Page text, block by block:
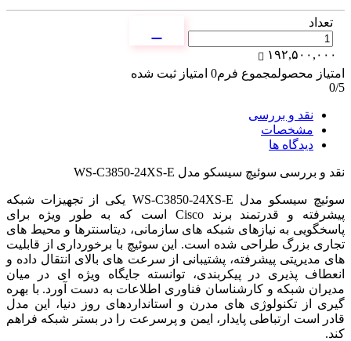
تعداد
۱۹۲,۵۰۰,۰۰۰
امتیاز محصولمجموع فرم0 امتیاز ثبت شده
0/5
نقد و بررسی
مشخصات
دیدگاه ها
نقد و بررسی سوئیچ سیسکو مدل WS-C3850-24XS-E
سوئیچ سیسکو مدل WS-C3850-24XS-E یکی از تجهیزات شبکه
پیشرفته و قدرتمند برند Cisco است که به طور ویژه برای
پاسخگویی به نیازهای شبکه های سازمانی، دیتاسنترها و محیط های
تجاری بزرگ طراحی شده است. این سوئیچ با برخورداری از قابلیت
های مدیریتی پیشرفته، پشتیبانی از سرعت های بالای انتقال داده و
انعطاف پذیری در پیکربندی، توانسته جایگاه ویژه ای در میان
مدیران شبکه و کارشناسان فناوری اطلاعات به دست آورد. با بهره
گیری از تکنولوژی های مدرن و استانداردهای روز دنیا، این مدل
قادر است ارتباطی پایدار، ایمن و پرسرعت را در بستر شبکه فراهم
کند.